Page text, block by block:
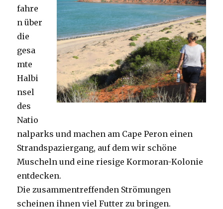
fahre
n über
die
gesa
mte
Halbi
nsel
des
Natio
nalparks und machen am Cape Peron einen
Strandspaziergang, auf dem wir schöne
Muscheln und eine riesige Kormoran-Kolonie
entdecken.
Die zusammentreffenden Strömungen
scheinen ihnen viel Futter zu bringen.